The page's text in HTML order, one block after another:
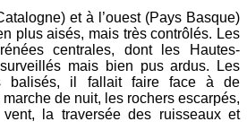
et à l’ouest (Pays Basque)
plus aisés, mais très contrôlés. Les
centrales, dont les Hautes-
mais bien pus ardus. Les
balisés, il fallait faire face à de
de nuit, les rochers escarpés,
la traversée des ruisseaux et